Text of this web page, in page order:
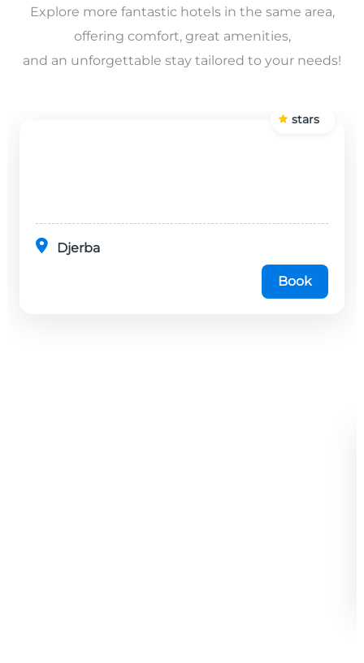
Explore more fantastic hotels in the same area,
offering comfort, great amenities,
and an unforgettable stay tailored to your needs!
Djerba
stars
Book